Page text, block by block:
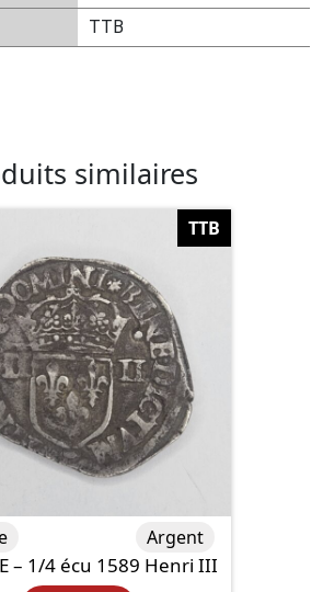
TTB
similaires
TTB
– 1/4 écu 1589 Henri III
Argent